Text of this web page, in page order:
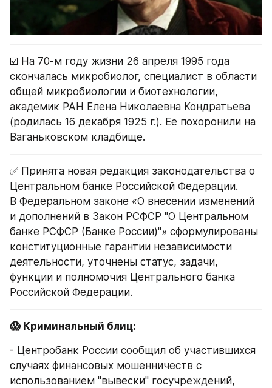
☑️ На 70-м году жизни 26 апреля 1995 года
скончалась микробиолог, специалист в области
общей микробиологии и биотехнологии,
академик РАН Елена Николаевна Кондратьева
(родилась 16 декабря 1925 г.). Ее похоронили на
Ваганьковском кладбище.
✅ Принята новая редакция законодательства о
Центральном банке Российской Федерации.
В Федеральном законе «О внесении изменений
и дополнений в Закон РСФСР "О Центральном
банке РСФСР (Банке России)"» сформулированы
конституционные гарантии независимости
деятельности, уточнены статус, задачи,
функции и полномочия Центрального банка
Российской Федерации.
😱 Криминальный блиц:
- Центробанк России сообщил об участившихся
случаях финансовых мошенничеств с
использованием "вывески" госучреждений,